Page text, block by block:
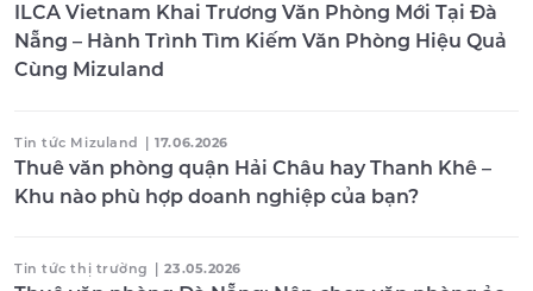
ILCA Vietnam Khai Trương Văn Phòng Mới Tại Đà
Nẵng – Hành Trình Tìm Kiếm Văn Phòng Hiệu Quả
Cùng Mizuland
Tin tức Mizuland | 17.06.2026
Thuê văn phòng quận Hải Châu hay Thanh Khê –
Khu nào phù hợp doanh nghiệp của bạn?
Tin tức thị trường 23.05.2026